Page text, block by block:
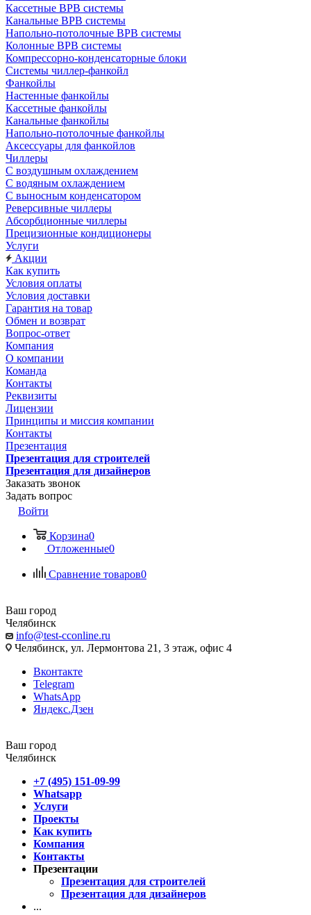
Кассетные ВРВ системы
Канальные ВРВ системы
Напольно-потолочные ВРВ системы
Колонные ВРВ системы
Компрессорно-конденсаторные блоки
Системы чиллер-фанкойл
Фанкойлы
Настенные фанкойлы
Кассетные фанкойлы
Канальные фанкойлы
Напольно-потолочные фанкойлы
Аксессуары для фанкойлов
Чиллеры
С воздушным охлаждением
С водяным охлаждением
С выносным конденсатором
Реверсивные чиллеры
Абсорбционные чиллеры
Прецизионные кондиционеры
Услуги
Акции
Как купить
Условия оплаты
Условия доставки
Гарантия на товар
Обмен и возврат
Вопрос-ответ
Компания
О компании
Команда
Контакты
Реквизиты
Лицензии
Принципы и миссия компании
Контакты
Презентация
Презентация для строителей
Презентация для дизайнеров
Заказать звонок
Задать вопрос
Войти
Корзина0
Отложенные0
Сравнение товаров0
Ваш город
Челябинск
info@test-cconline.ru
Челябинск, ул. Лермонтова 21, 3 этаж, офис 4
Вконтакте
Telegram
WhatsApp
Яндекс.Дзен
Ваш город
Челябинск
+7 (495) 151-09-99
Whatsapp
Услуги
Проекты
Как купить
Компания
Контакты
Презентации
Презентация для строителей
Презентация для дизайнеров
...